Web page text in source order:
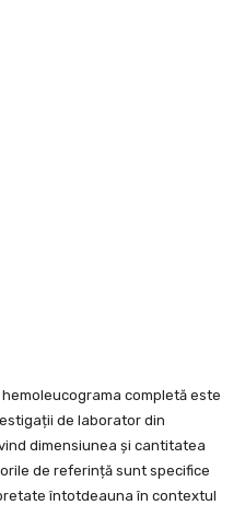
completă este
de laborator din
dimensiunea și cantitatea
de referință sunt specifice
întotdeauna în contextul